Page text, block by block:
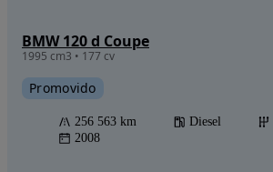
BMW 120 d Coupe
1995 cm3 • 177 cv
Promovido
256 563 km Diesel
2008